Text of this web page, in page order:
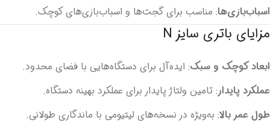
اسباب‌بازی‌ها: مناسب برای گجت‌ها و اسباب‌بازی‌های کوچک.
مزایای باتری سایز N
ابعاد کوچک و سبک: ایده‌آل برای دستگاه‌هایی با فضای محدود.
عملکرد پایدار: تامین ولتاژ پایدار برای عملکرد بهینه دستگاه.
طول عمر بالا: به‌ویژه در نسخه‌های لیتیومی با ماندگاری طولانی.